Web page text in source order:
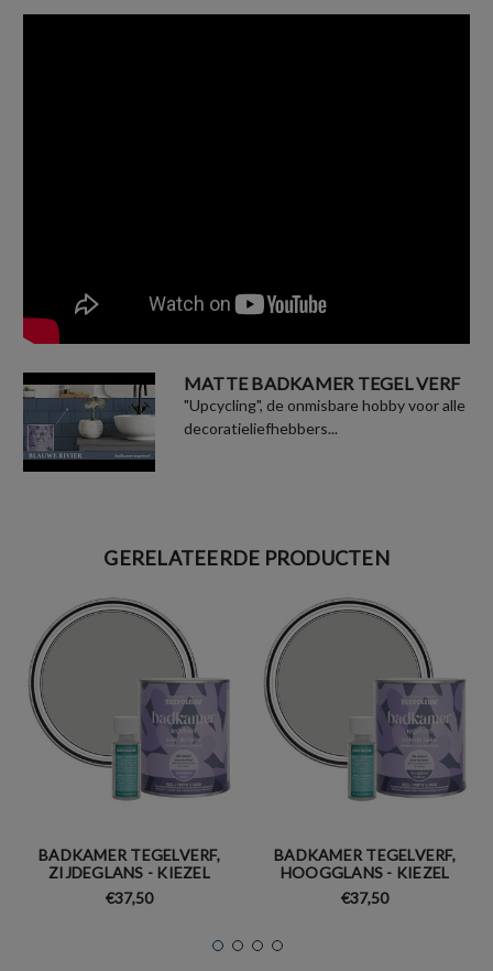
MATTE BADKAMER TEGEL VERF
"Upcycling", de onmisbare hobby voor alle
decoratieliefhebbers...
GERELATEERDE PRODUCTEN
BADKAMER TEGELVERF,
ZIJDEGLANS - KIEZEL
€37,50
BADKAMER TEGELVERF,
HOOGGLANS - KIEZEL
€37,50